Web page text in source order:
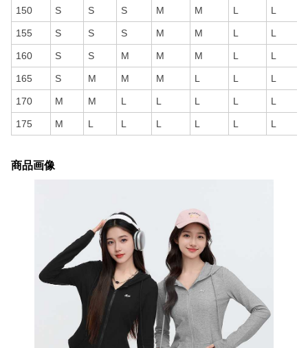
150 S S S M M L L
155 S S S M M L L
160 S S M M M L L
165 S M M M L L L
170 M M L L L L L
175 M L L L L L L
商品画像